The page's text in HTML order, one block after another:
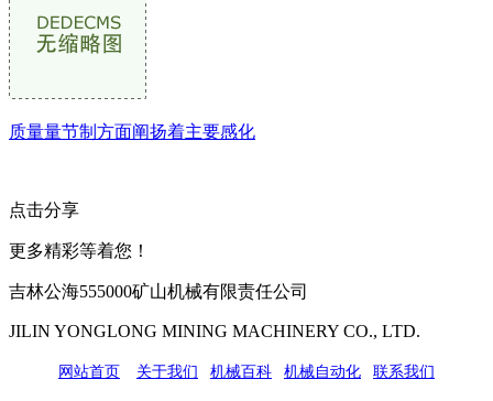
质量量节制方面阐扬着主要感化
点击分享
更多精彩等着您！
吉林公海555000矿山机械有限责任公司
JILIN YONGLONG MINING MACHINERY CO., LTD.
网站首页 关于我们 机械百科 机械自动化 联系我们